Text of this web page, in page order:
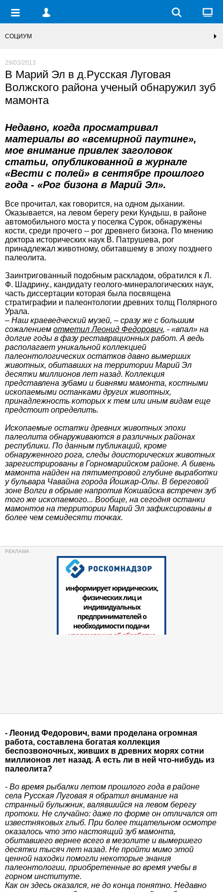
СОЦИУМ
29/03/2013
В Марий Эл в д.Русская Луговая
Волжского района ученый обнаружил зуб
мамонта
Недавно, когда просматривал
материалы во «всемирной паутине»,
мое внимание привлек заголовок
статьи, опубликованной в журнале
«Вести с полей» в сентябре прошлого
года - «Рог бизона в Марий Эл».
Все прочитал, как говорится, на одном дыхании.
Оказывается, на левом берегу реки Кундыш, в районе
автомобильного моста у поселка Сурок, обнаружены
кости, среди прочего -- рог древнего бизона. По мнению
доктора исторических наук В. Патрушева, рог
принадлежал животному, обитавшему в эпоху позднего
палеолита.
Заинтригованный подобным раскладом, обратился к Л.
Ф. Шадрину., кандидату геолого-минералогических наук,
часть диссертации которая была посвящена
стратиграфии и палеонтологии древних толщ Полярного
Урала.
– Наш краеведческий музей, – сразу же с большим
сожалением отметил Леонид Федорович, - «впал» на
долгие годы в фазу реставрационных работ. А ведь
располагает уникальной коллекцией
палеонтологических остатков давно вымерших
животных, обитавших на территории Марий Эл
десятки миллионов лет назад. Коллекция
представлена зубами и бивнями мамонта, костными
ископаемыми останками других животных,
принадлежность которых к тем или иным видам еще
предстоит определить.
Ископаемые остатки древних животных эпохи
палеолита обнаруживаются в различных районах
республики. По данным публикаций, кроме
обнаруженного рога, следы доисторических животных
зарегистрированы в Горномарийском районе. А бивень
мамонта найден на пятиметровой глубине выработки
у бульвара Чавайна города Йошкар-Олы. В береговой
зоне Волги в обрыве напротив Кокшайска встречен зуб
того же ископаемого... Вообще, на сегодня останки
мамонтов на территории Марий Эл зафиксированы в
более чем семидесяти точках.
- Леонид Федорович, вами проделана огромная
работа, составлена богатая коллекция
беспозвоночных, живших в древних морях сотни
миллионов лет назад. А есть ли в ней что-нибудь из
палеолита?
- Во время рыбалки летом прошлого года в районе
села Русская Луговая я обратил внимание на
странный булыжник, валявшийся на левом берегу
протоки. Не случайно: даже по форме он отличался от
известняковых глыб. При более тщательном осмотре
оказалось что это настоящий зуб мамонта,
обитавшего вернее всего в мезолите и вымершего
десятки тысяч лет назад. Не пройти мимо этой
ценной находки помогли некоторые знания
палеонтологии, приобретенные во время учебы в
горном институте.
Как он здесь оказался, не до конца понятно. Недавно